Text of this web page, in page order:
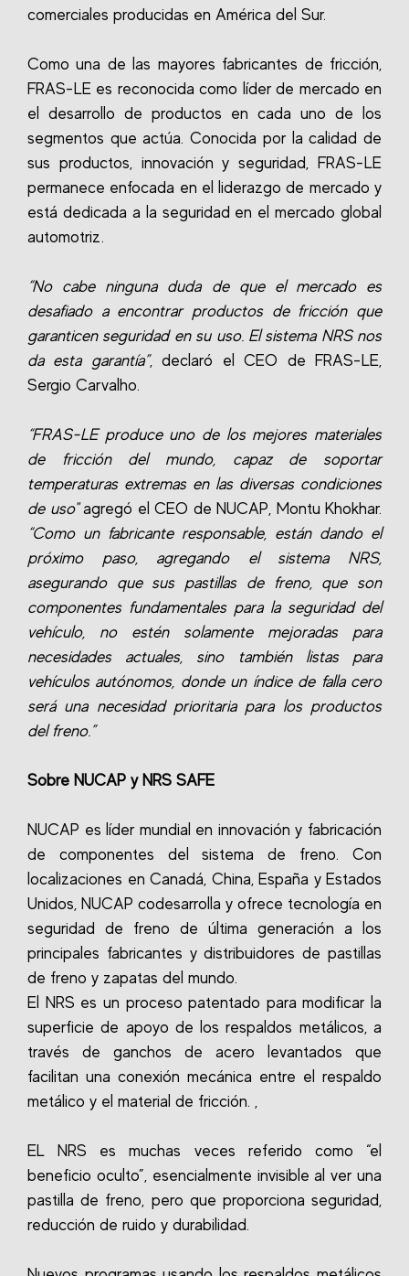
comerciales producidas en América del Sur.
Como una de las mayores fabricantes de fricción,
FRAS-LE es reconocida como líder de mercado en
el desarrollo de productos en cada uno de los
segmentos que actúa. Conocida por la calidad de
sus productos, innovación y seguridad, FRAS-LE
permanece enfocada en el liderazgo de mercado y
está dedicada a la seguridad en el mercado global
automotriz.
“No cabe ninguna duda de que el mercado es
desafiado a encontrar productos de fricción que
garanticen seguridad en su uso. El sistema NRS nos
da esta garantía”, declaró el CEO de FRAS-LE,
Sergio Carvalho.
“FRAS-LE produce uno de los mejores materiales
de fricción del mundo, capaz de soportar
temperaturas extremas en las diversas condiciones
de uso"agregó el CEO de NUCAP, Montu Khokhar.
“Como un fabricante responsable, están dando el
próximo paso, agregando el sistema NRS,
asegurando que sus pastillas de freno, que son
componentes fundamentales para la seguridad del
vehículo, no estén solamente mejoradas para
necesidades actuales, sino también listas para
vehículos autónomos, donde un índice de falla cero
será una necesidad prioritaria para los productos
del freno.”
Sobre NUCAP y NRS SAFE
NUCAP es líder mundial en innovación y fabricación
de componentes del sistema de freno. Con
localizaciones en Canadá, China, España y Estados
Unidos, NUCAP codesarrolla y ofrece tecnología en
seguridad de freno de última generación a los
principales fabricantes y distribuidores de pastillas
de freno y zapatas del mundo.
El NRS es un proceso patentado para modificar la
superficie de apoyo de los respaldos metálicos, a
través de ganchos de acero levantados que
facilitan una conexión mecánica entre el respaldo
metálico y el material de fricción. ,
EL NRS es muchas veces referido como “el
beneficio oculto”, esencialmente invisible al ver una
pastilla de freno, pero que proporciona seguridad,
reducción de ruido y durabilidad.